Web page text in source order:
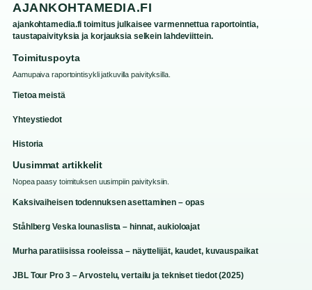
AJANKOHTAMEDIA.FI
ajankohtamedia.fi toimitus julkaisee varmennettua raportointia,
taustapaivityksia ja korjauksia selkein lahdeviittein.
Toimituspoyta
Aamupaiva raportointisykli jatkuvilla paivityksilla.
Tietoa meistä
Yhteystiedot
Historia
Uusimmat artikkelit
Nopea paasy toimituksen uusimpiin paivityksiin.
Kaksivaiheisen todennuksen asettaminen – opas
Ståhlberg Veska lounaslista – hinnat, aukioloajat
Murha paratiisissa rooleissa – näyttelijät, kaudet, kuvauspaikat
JBL Tour Pro 3 – Arvostelu, vertailu ja tekniset tiedot (2025)